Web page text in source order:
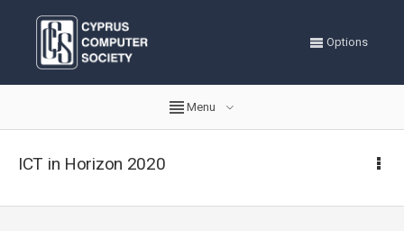
Options
Menu
ICT in Horizon 2020